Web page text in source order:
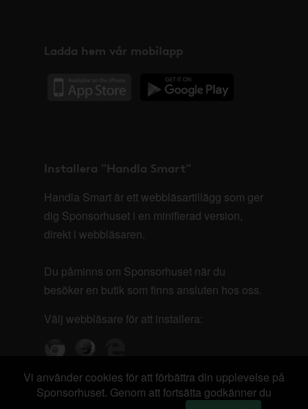
Ladda hem vår mobilapp
Installera "Handla Smart"
Handla Smart är ett webbläsartillägg som ger
dig Sponsorhuset i en minifierad version,
direkt i webbläsaren.
Du påminns om Sponsorhuset när du
besöker en butik som finns ansluten hos oss.
Välj webbläsare för att installera:
Vi använder cookies för att förbättra din upplevelse på
Sponsorhuset. Genom att fortsätta godkänner du